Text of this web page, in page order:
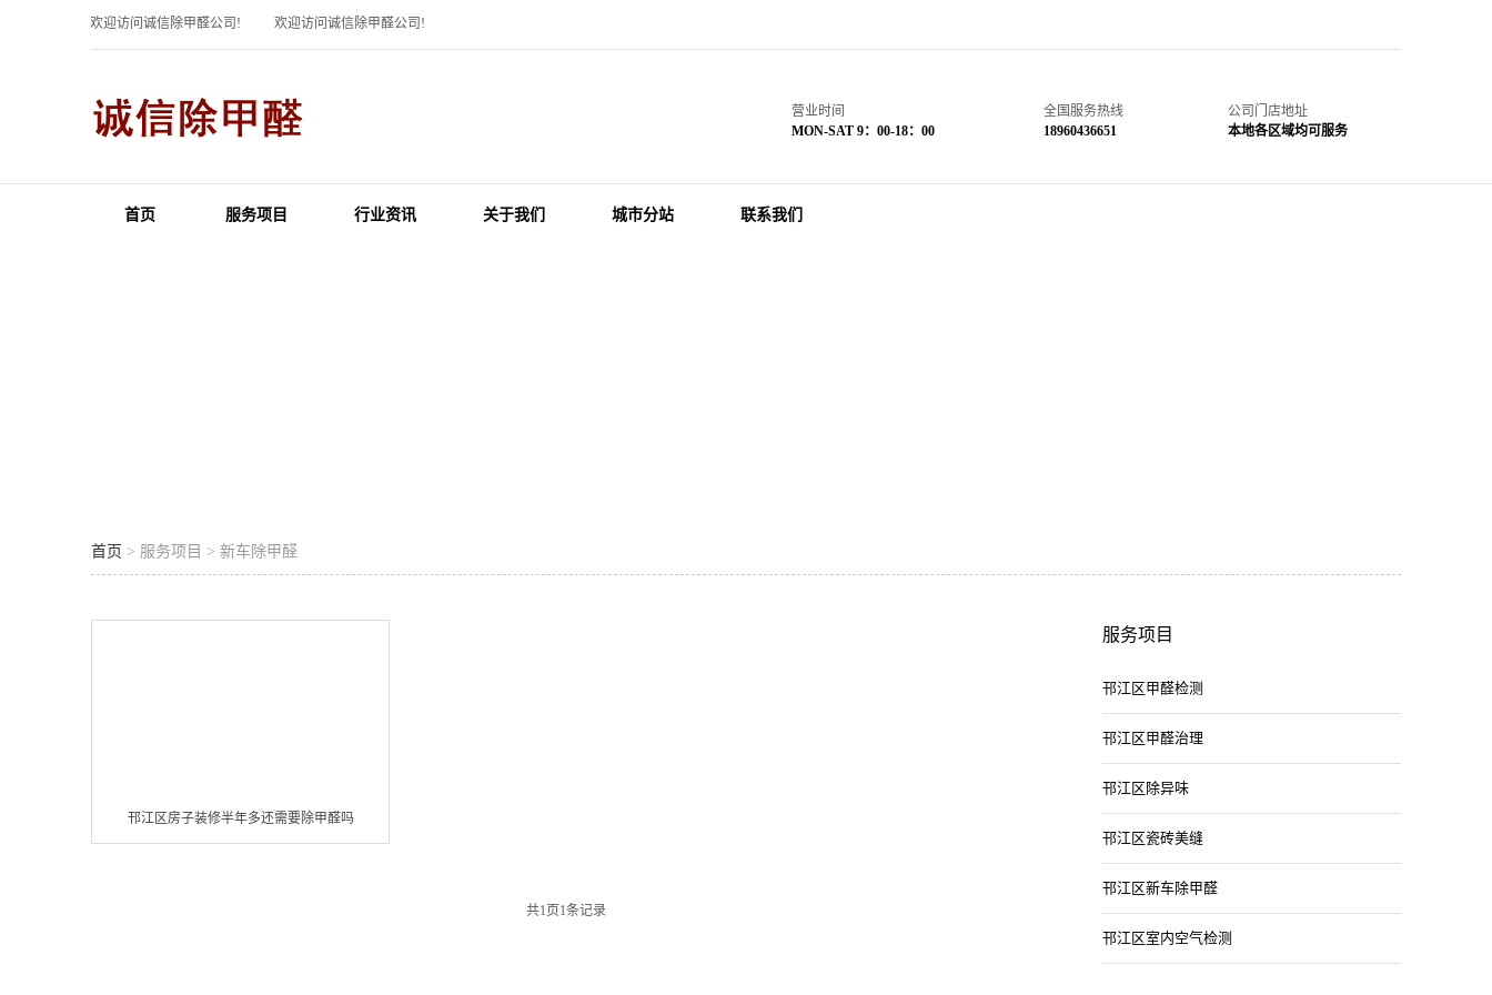
欢迎访问诚信除甲醛公司! 欢迎访问诚信除甲醛公司!
营业时间
MON-SAT 9：00-18：00
全国服务热线
18960436651
公司门店地址
本地各区域均可服务
首页 服务项目 行业资讯 关于我们 城市分站 联系我们
首页 > 服务项目 > 新车除甲醛
邗江区房子装修半年多还需要除甲醛吗
共1 页1条记录
服务项目
邗江区甲醛检测
邗江区甲醛治理
邗江区除异味
邗江区瓷砖美缝
邗江区新车除甲醛
邗江区室内空气检测